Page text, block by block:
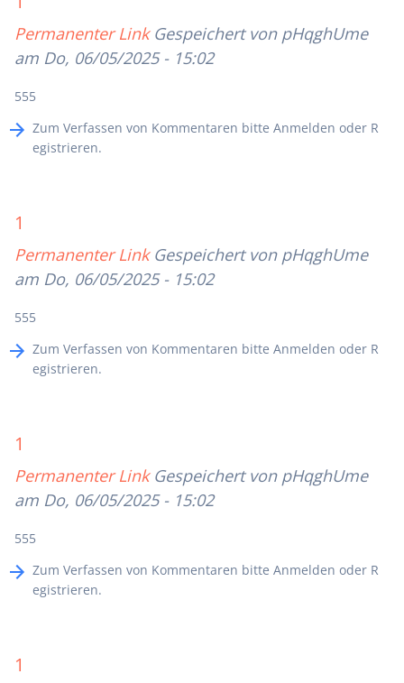
Permanenter Link Gespeichert von pHqghUme
am Do, 06/05/2025 - 15:02
555
Zum Verfassen von Kommentaren bitte Anmelden oder R
egistrieren.
1
Permanenter Link Gespeichert von pHqghUme
am Do, 06/05/2025 - 15:02
555
Zum Verfassen von Kommentaren bitte Anmelden oder R
egistrieren.
1
Permanenter Link Gespeichert von pHqghUme
am Do, 06/05/2025 - 15:02
555
Zum Verfassen von Kommentaren bitte Anmelden oder R
egistrieren.
1